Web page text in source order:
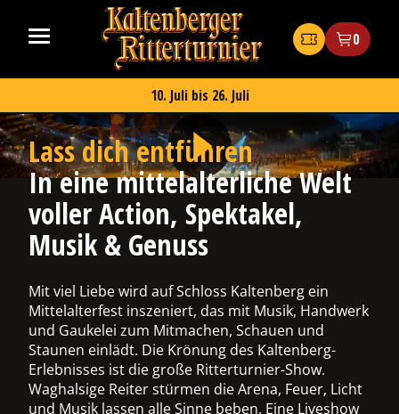
Inhalt
springen
Kaltenberger
Ritterturnier
2026
Tickets 0
10. Juli bis 26. Juli
Play
video
Lass dich entführen
In eine mittelalterliche Welt
voller Action, Spektakel,
Musik & Genuss
Mit viel Liebe wird auf Schloss Kaltenberg ein
Mittelalterfest inszeniert, das mit Musik, Handwerk
und Gaukelei zum Mitmachen, Schauen und
Staunen einlädt. Die Krönung des Kaltenberg-
Erlebnisses ist die große Ritterturnier-Show.
Waghalsige Reiter stürmen die Arena, Feuer, Licht
und Musik lassen alle Sinne beben. Eine Liveshow